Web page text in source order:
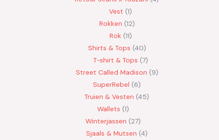
Vest 1
Rokken 12
Rok 11
Shirts & Tops 40
T-shirt & Tops 7
Street Called Madison 9
SuperRebel
6
Truien & Vesten 45
Wallets 1
Winterjassen
27
Sjaals & Mutsen 4